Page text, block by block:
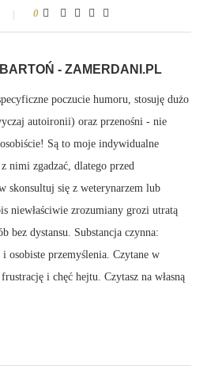
0
- ZAMERDANI.PL
poczucie humoru, stosuję dużo
autoironii) oraz przenośni - nie
Są to moje indywidualne
nimi zgadzać, dlatego przed
skonsultuj się z weterynarzem lub
niewłaściwie zrozumiany grozi utratą
bez dystansu. Substancja czynna:
osobiste przemyślenia. Czytane w
i chęć hejtu. Czytasz na własną